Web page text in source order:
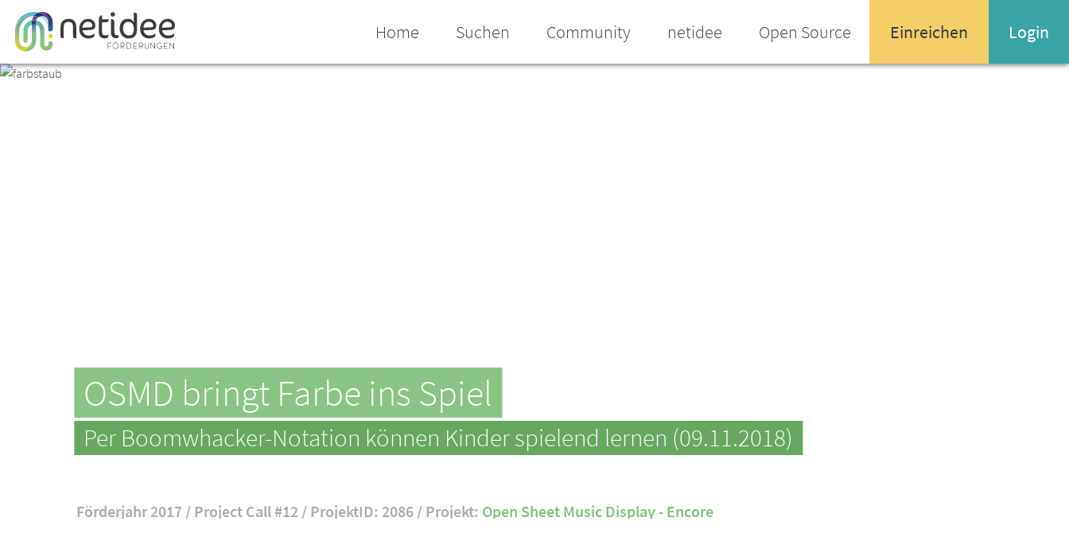
Home Suchen Community netidee Open Source Einreichen Login
OSMD bringt Farbe ins Spiel
Per Boomwhacker-Notation können Kinder spielend lernen (09.11.2018)
Förderjahr 2017 / Project Call #12 / ProjektID: 2086 / Projekt: Open Sheet Music Display - Encore